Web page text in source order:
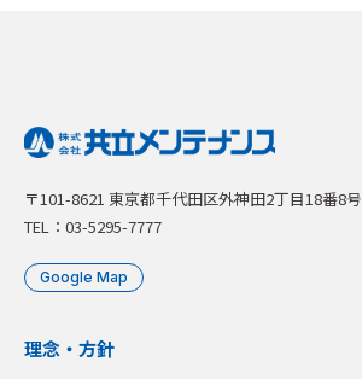
〒101-8621 東京都千代田区外神田2丁目18番8号
TEL：03-5295-7777
Google Map
理念・方針